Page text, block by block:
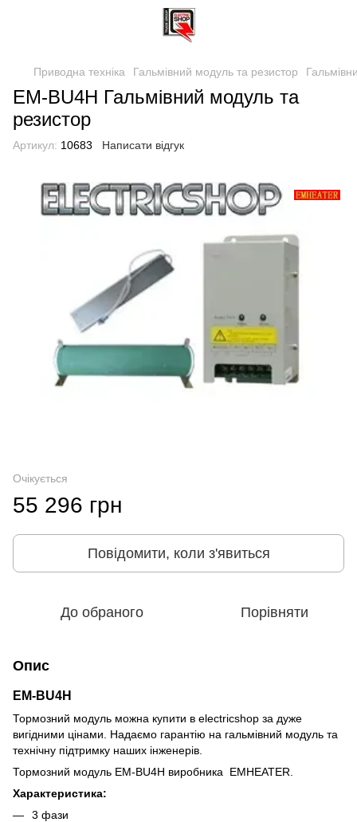
Приводна техніка Гальмівний модуль та резистор
EM-BU4Н Гальмівний модуль та
резистор
Артикул: 10683 Написати відгук
Очікується
55 296 грн
Повідомити, коли з'явиться
До обраного Порівняти
Опис
EM-BU4Н
Тормозний модуль можна купити в electricshop за дуже
вигідними цінами. Надаємо гарантію на гальмівний модуль та
технічну підтримку наших інженерів.
Тормозний модуль EM-BU4Н виробника EMHEATER.
Характеристика:
3 фази